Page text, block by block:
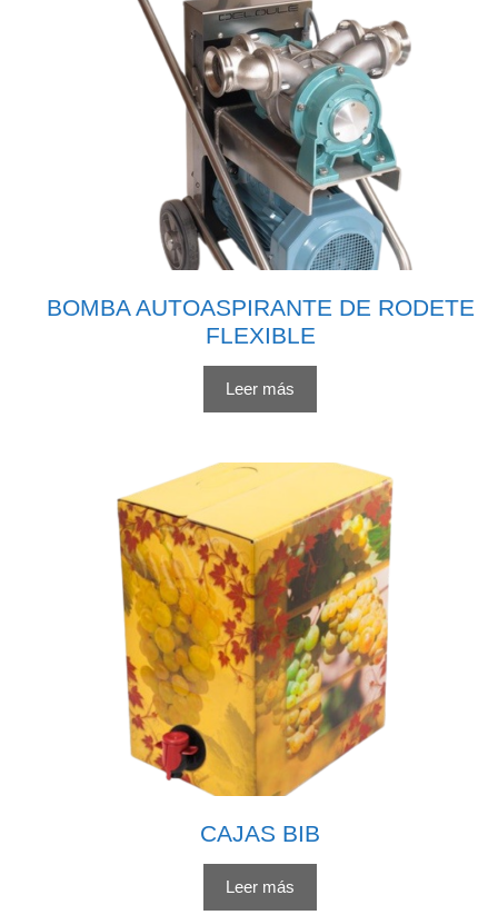
BOMBA AUTOASPIRANTE DE RODETE
FLEXIBLE
Leer más
CAJAS BIB
Leer más